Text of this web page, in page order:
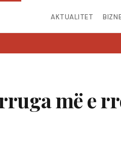
AKTUALITET
më e